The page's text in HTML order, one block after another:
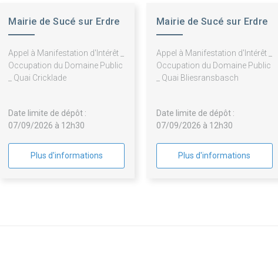
Mairie de Sucé sur Erdre
Appel à Manifestation d'Intérêt _
Occupation du Domaine Public
_ Quai Cricklade
Date limite de dépôt :
07/09/2026 à 12h30
Plus d'informations
Mairie de Sucé sur Erdre
Appel à Manifestation d'Intérêt _
Occupation du Domaine Public
_ Quai Bliesransbasch
Date limite de dépôt :
07/09/2026 à 12h30
Plus d'informations